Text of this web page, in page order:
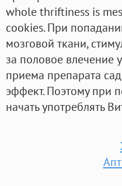
whole thriftiness is
cookies. При
мозговой ткани,
за половое влечение
приема препарата
эффект. Поэтому при
начать употреблять